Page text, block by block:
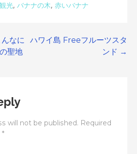
光, バナナの木, 赤いバナナ
なに
聖地
ハワイ島 Freeフルーツスタ
ンド →
will not be published. Required
*